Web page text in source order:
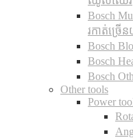
Bosch
រកាត់ច្រើ
Bosch
Bosch
Bosch
Other tools
Power